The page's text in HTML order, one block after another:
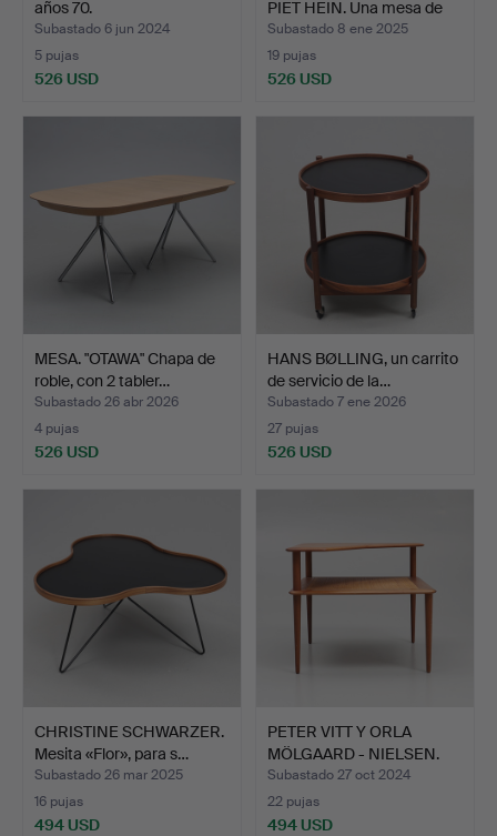
años 70.
Subastado 6 jun 2024
5 pujas
526 USD
PIET HEIN. Una mesa de
co…
Subastado 8 ene 2025
19 pujas
526 USD
MESA. "OTAWA" Chapa de
roble, con 2 tabler…
Subastado 26 abr 2026
4 pujas
526 USD
HANS BØLLING, un carrito
de servicio de la…
Subastado 7 ene 2026
27 pujas
526 USD
CHRISTINE SCHWARZER.
Mesita «Flor», para s…
Subastado 26 mar 2025
16 pujas
494 USD
PETER VITT Y ORLA
MÖLGAARD - NIELSEN.
Una …
Subastado 27 oct 2024
22 pujas
494 USD